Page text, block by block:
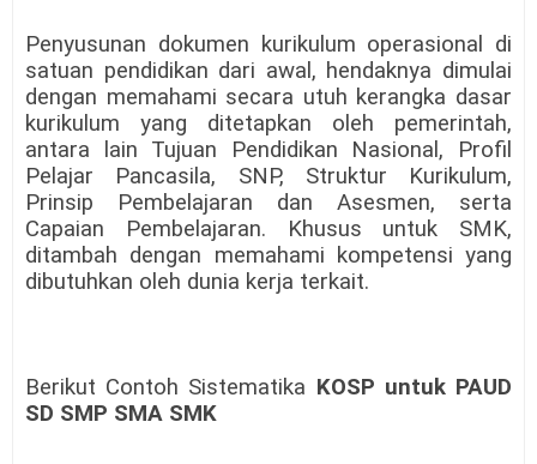
Penyusunan dokumen kurikulum operasional di
satuan pendidikan dari awal, hendaknya dimulai
dengan memahami secara utuh kerangka dasar
kurikulum yang ditetapkan oleh pemerintah,
antara lain Tujuan Pendidikan Nasional, Profil
Pelajar Pancasila, SNP, Struktur Kurikulum,
Prinsip Pembelajaran dan Asesmen, serta
Capaian Pembelajaran. Khusus untuk SMK,
ditambah dengan memahami kompetensi yang
dibutuhkan oleh dunia kerja terkait.
Berikut Contoh Sistematika KOSP untuk PAUD
SD SMP SMA SMK